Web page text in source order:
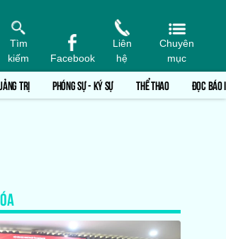
Tìm
kiếm
Facebook
Liên
hệ
Chuyên
mục
TRỊ PHÓNG SỰ - KÝ SỰ THỂ THAO ĐỌC BÁO